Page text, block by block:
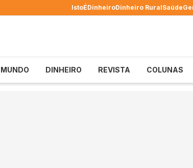
IstoÉDinheiroDinheiro RuralSaúde
MUNDO DINHEIRO REVISTA COLUNAS